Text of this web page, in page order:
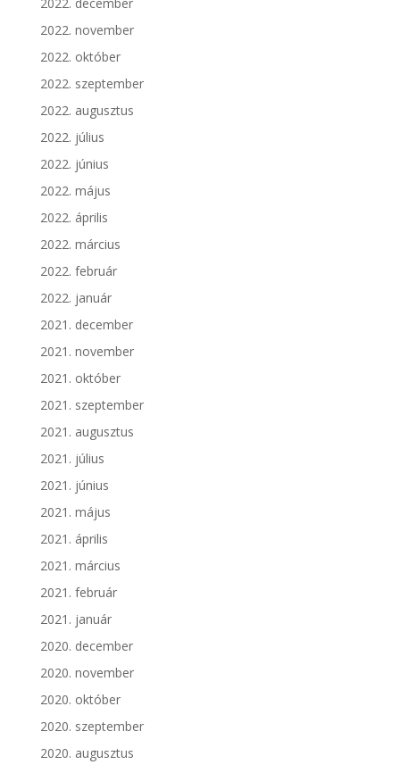
2022. december
2022. november
2022. október
2022. szeptember
2022. augusztus
2022. július
2022. június
2022. május
2022. április
2022. március
2022. február
2022. január
2021. december
2021. november
2021. október
2021. szeptember
2021. augusztus
2021. július
2021. június
2021. május
2021. április
2021. március
2021. február
2021. január
2020. december
2020. november
2020. október
2020. szeptember
2020. augusztus